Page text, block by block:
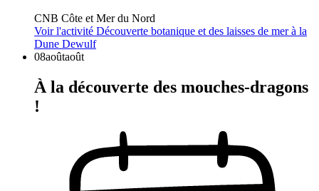
CNB Côte et Mer du Nord
Voir l'activité Découverte botanique et des laisses de mer à la
Dune Dewulf
08aoûtaoût
À la découverte des mouches-dragons
!